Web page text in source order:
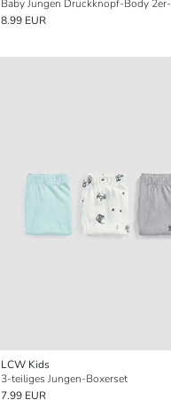
8.99 EUR
LCW Kids
3-teiliges Jungen-Boxerset
7.99 EUR